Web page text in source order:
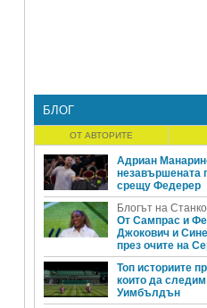
БЛОГ
ОТ АВТОРИТЕ
Адриан
незавършената
срещу Федерер
Блогът на
От Сампрас и
Джокович и
през очите на
Топ историите
които да
Уимбълдън